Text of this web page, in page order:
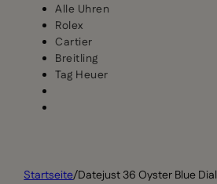
Alle Uhren
Rolex
Cartier
Breitling
Tag Heuer
Startseite/Datejust 36 Oyster Blue Dial